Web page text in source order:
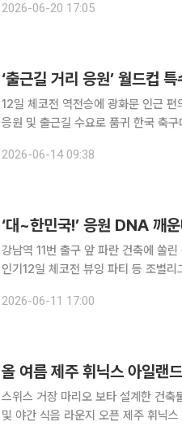
1만8000명이 모여 거리응원을 펼쳤
2026-06-20 17:05
‘출근길 거리 응원’ 월드컵
12일 체코전 역전승에 광화문 인근
응원 및 출근길 수요로 품귀 한국 축구대표팀이 체코를 상대로 월드컵 조별리그 1차전 역전승을 거
모 거리 응원전이 펼쳐지면서 직장인
2026-06-14 09:38
강남역 11번 출구 앞 파란 건축에 쏠
인기12일 체코전 뷰잉 파티 등 조별리그 맞춤형 응원 플
는 카스의 ‘FIFA 월드컵 팬 베이스캠
2026-06-11 17:00
올 여름 제주 휘닉스 아일랜
스위스 거장 마리오 보타 설계한 건
및 야간 식음 라운지 오픈 제주 휘닉스 아일랜드가 여름 휴가철을 맞아 대표적인 프리미엄 명소인